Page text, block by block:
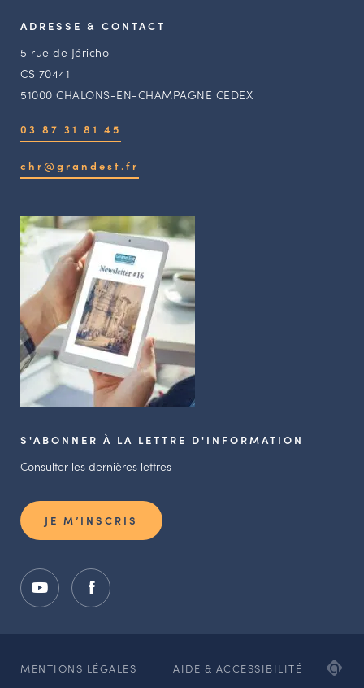
ADRESSE & CONTACT
5 rue de Jéricho
CS 70441
51000 CHALONS-EN-CHAMPAGNE CEDEX
03 87 31 81 45
chr@grandest.fr
S'ABONNER À LA LETTRE D'INFORMATION
Consulter les dernières lettres
JE M’INSCRIS
MENTIONS LÉGALES AIDE & ACCESSIBILITÉ